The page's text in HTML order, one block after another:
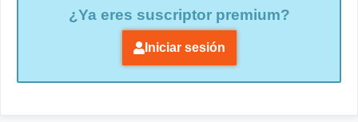
¿Ya eres suscriptor premium?
Iniciar sesión